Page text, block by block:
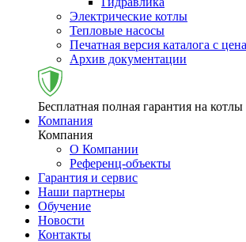
Электрические котлы
Тепловые насосы
Печатная версия каталога с
Архив документации
Бесплатная полная гарантия на котлы
Компания
Компания
О Компании
Референц-объекты
Гарантия и сервис
Наши партнеры
Обучение
Новости
Контакты